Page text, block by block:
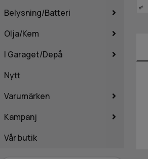
Belysning/Batteri
Olja/Kem
I Garaget/Depå
Nytt
Varumärken
Kampanj
Vår butik